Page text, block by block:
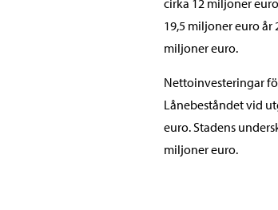
cirka 12 miljoner
19,5 miljoner euro år
miljoner euro.
Nettoinvesteringar
Lånebeståndet vid
euro. Stadens
miljoner euro.